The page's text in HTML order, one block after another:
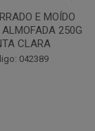
Branco 180ml
- Cristalcopo
031413